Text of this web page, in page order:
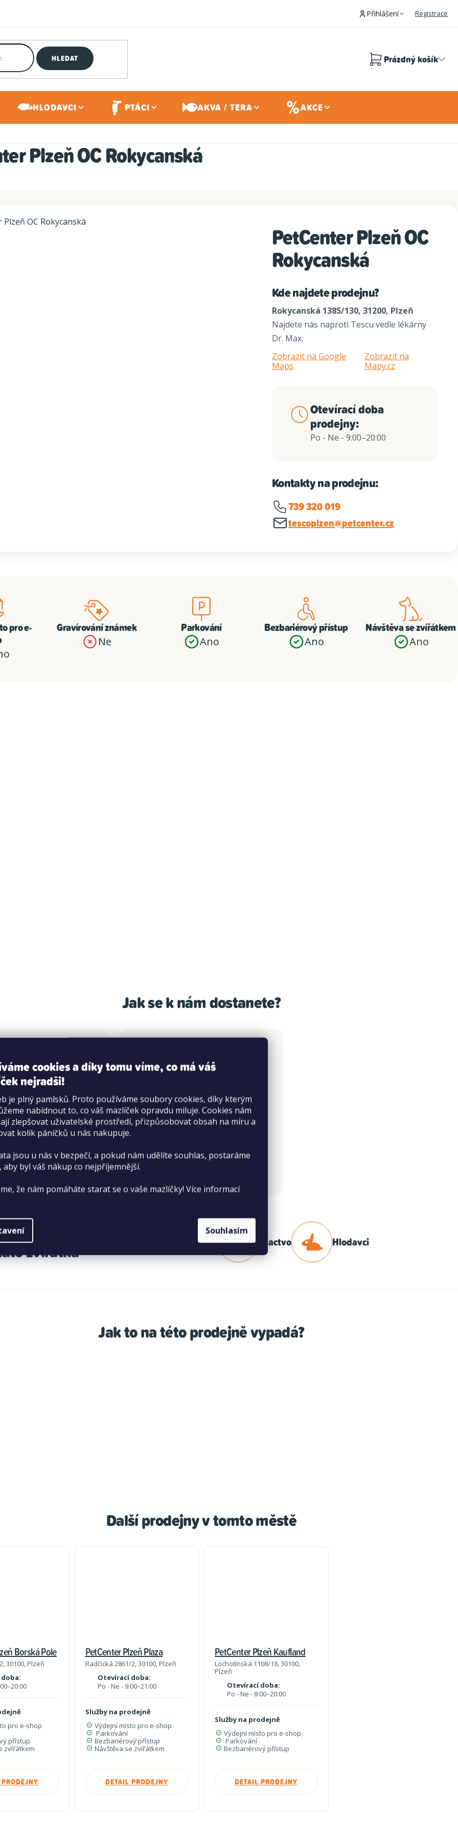
cookies a díky tomu víme, co má váš
nejradši!
je plný pamlsků. Proto používáme soubory cookies, díky kterým
nabídnout to, co váš mazlíček opravdu miluje. Cookies nám
zlepšovat uživatelské prostředí, přizpůsobovat obsah na míru a
kolik páníčků u nás nakupuje.
jsou u nás v bezpečí, a pokud nám udělíte souhlas, postaráme
aby byl váš nákup co nejpříjemnější.
že nám pomáháte starat se o vaše mazlíčky! Více informací
Souhlasím
Přihlášení Registrace
HLEDAT Prázdný košík
HLODAVCI PTÁCI AKVA / TERA AKCE
Plzeň OC Rokycanská
PetCenter Plzeň OC
Rokycanská
Kde najdete prodejnu?
Rokycanská 1385/130, 31200, Plzeň
Najdete nás naproti Tescu vedle lékárny
Dr. Max.
Zobrazit na Google
Maps
Zobrazit na
Mapy.cz
Otevírací doba
prodejny:
Po - Ne - 9:00–20:00
Kontakty na prodejnu:
739 320 019
tescoplzen@petcenter.cz
pro e-
Gravírování známek
Ne
Parkování
Ano
Bezbariérový přístup
Ano
Návštěva se zvířátkem
Ano
Jak se k nám dostanete?
výjezdu z Plzně po
Areál
centra Berounka
Tesco,
MHD
Zastávka trolejbusu Ústřední
hřbitov.
se můžete
zvířátka
Ptactvo Hlodavci
Jak to na této prodejně vypadá?
Další prodejny v tomto městě
Borská Pole
30100, Plzeň
pro e-shop
přístup
zvířátkem
PetCenter Plzeň Plaza
Radčická 2861/2, 30100, Plzeň
Otevírací doba:
Po - Ne - 9:00–21:00
Služby na prodejně
Výdejní místo pro e-shop
Parkování
Bezbariérový přístup
Návštěva se zvířátkem
DETAIL PRODEJNY
PetCenter Plzeň Kaufland
Lochotínská 1108/18, 30100,
Plzeň
Otevírací doba:
Po - Ne - 8:00–20:00
Služby na prodejně
Výdejní místo pro e-shop
Parkování
Bezbariérový přístup
DETAIL PRODEJNY